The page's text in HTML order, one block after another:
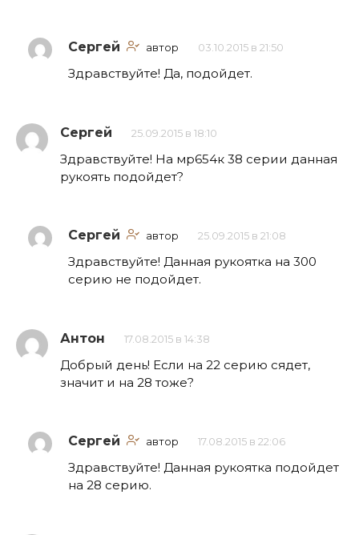
Сергей автор 03.10.2015 в 21:50
Здравствуйте! Да, подойдет.
Сергей 25.09.2015 в 18:10
Здравствуйте! На мр654к 38 серии данная
рукоять подойдет?
Сергей автор 25.09.2015 в 21:08
Здравствуйте! Данная рукоятка на 300
серию не подойдет.
Антон 17.08.2015 в 14:38
Добрый день! Если на 22 серию сядет,
значит и на 28 тоже?
Сергей автор 17.08.2015 в 22:06
Здравствуйте! Данная рукоятка подойдет
на 28 серию.